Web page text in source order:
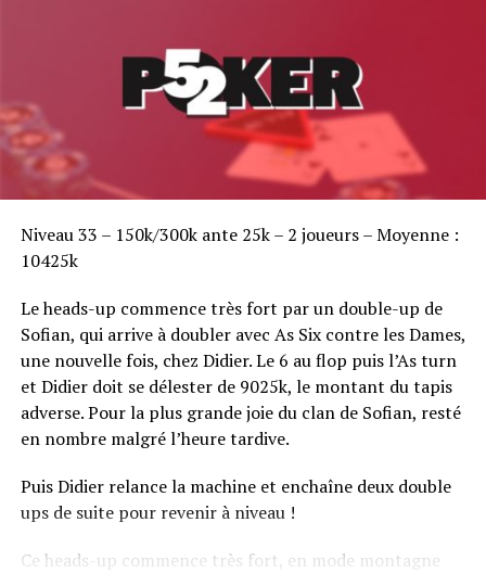
Niveau 33 – 150k/300k ante 25k – 2 joueurs – Moyenne :
10425k
Le heads-up commence très fort par un double-up de
Sofian, qui arrive à doubler avec As Six contre les Dames,
une nouvelle fois, chez Didier. Le 6 au flop puis l’As turn
et Didier doit se délester de 9025k, le montant du tapis
adverse. Pour la plus grande joie du clan de Sofian, resté
en nombre malgré l’heure tardive.
Puis Didier relance la machine et enchaîne deux double
ups de suite pour revenir à niveau !
Ce heads-up commence très fort, en mode montagne